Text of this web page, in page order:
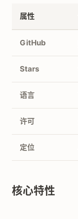
属性
GitHub
Stars
语言
许可
定位
核心特性